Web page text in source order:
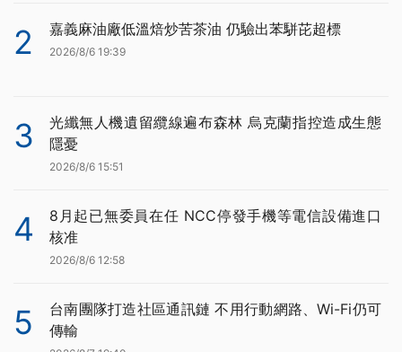
2 嘉義麻油廠低溫焙炒苦茶油 仍驗出苯駢芘超標
2026/8/6 19:39
3
光纖無人機遺留纜線遍布森林 烏克蘭指控造成生態
隱憂
2026/8/6 15:51
4
8月起已無委員在任 NCC停發手機等電信設備進口
核准
2026/8/6 12:58
5
台南團隊打造社區通訊鏈 不用行動網路、Wi-Fi仍可
傳輸